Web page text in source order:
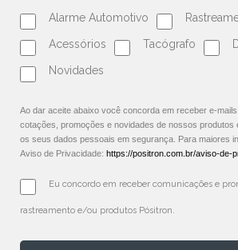
Alarme Automotivo
Acessórios Tacógrafo
Novidades
Ao dar aceite abaixo você concorda em receber e-
cotações, promoções e novidades de nossos produtos
os seus dados pessoais em segurança. Para maiores
Aviso de Privacidade: https://positron.com.br/aviso-de-
Eu concordo em receber comunicações e
rastreamento e/ou produtos Pósitron.